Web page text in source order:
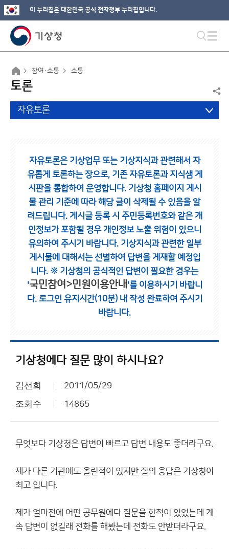
이 누리집은 대한민국 공식 전자정부 누리집입니다.
참여·소통 소통
토론
자유토론
자유토론은 기상업무 또는 기상지식과 관련해서 자
유롭게 토론하는 장으로, 기존 자유토론과 지식샘 게
시판을 통합하여 운영합니다. 기상청 홈페이지 게시
물 관리 기준에 따라 해당 글이 삭제될 수 있음을 알
려드립니다. 게시글 등록 시 주민등록번호와 같은 개
인정보가 포함될 경우 개인정보 노출 위험이 있으니
유의하여 주시기 바랍니다. 기상지식과 관련한 일부
게시물에 대해서는 선별하여 답변을 게재할 예정입
니다. ※ 기상청의 공식적인 답변이 필요한 경우는
'국민참여>민원이용안내 '를 이용하시기 바랍니
다. 로그인 유지시간(10분) 내 작성 완료하여 주시기
바랍니다.
기상청에다 질문 많이 하시나요?
김선희 2011/05/29
조회수 14865
무엇보다 기상청은 답변이 빠르고 답변 내용도 좋더라구요.
제가 다른 기관에도 올린적이 있지만 질의 응답은 기상청이
최고 입니다.
제가 얼마전에 어떤 공무원에다 질문을 한적이 있었는데 계
속 답변이 없길래 전화를 해봤는데 전화도 안받더라구요.